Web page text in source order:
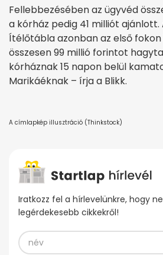
Fellebbezésében az ügyvéd
a kórház pedig 41 milliót
Ítélőtábla azonban az első
összesen 99 millió forintot
kórháznak 15 napon belül
Marikáéknak – írja a Blikk.
A címlapkép illusztráció (Thinkstock)
Iratkozz fel a hírlevelünkre, hogy
legérdekesebb cikkekről!